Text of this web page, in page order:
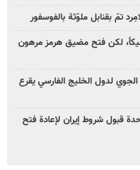
تمّ بقنابل ملوّثة بالفوسفور
لكن فتح مضيق هرمز مرهون
الجوي لدول الخليج الفارسي يقرع
قبول شروط إيران لإعادة فتح